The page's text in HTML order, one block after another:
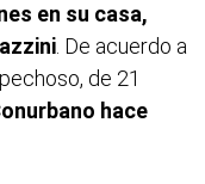
en su casa,
. De acuerdo a
de 21
hace